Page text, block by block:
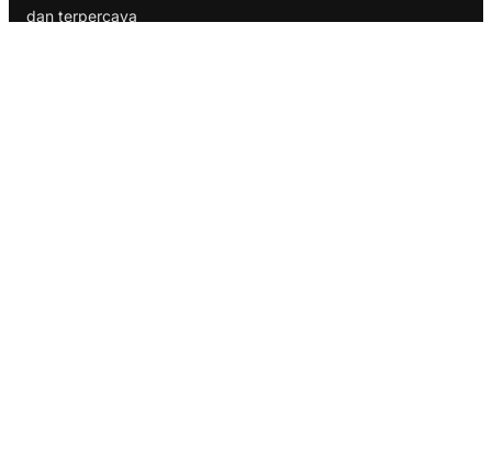
dan terpercaya